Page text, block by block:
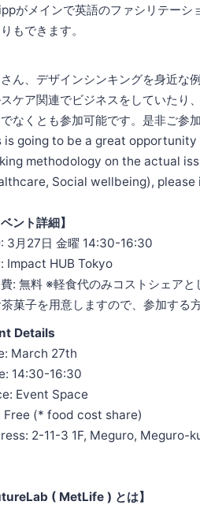
がメインで英語のファシリテーシ
もできます。
ん、デザインシンキングを身近な
ケア関連でビジネスをしていたり
なくとも参加可能です。是非ご参
is going to be a great
methodology on the actual
Social wellbeing), please
ベント詳細】
: 3月27日 金曜 14:30-16:30
Impact HUB Tokyo
: 無料 ※軽食代のみコストシェアと
菓子を用意しますので、参加する
Details
March 27th
14:30-16:30
Event Space
Free (* food cost share)
2-11-3 1F, Meguro, Meguro-
( MetLife ) とは】